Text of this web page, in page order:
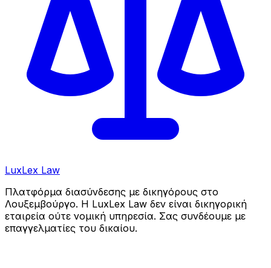
LuxLex Law
Πλατφόρμα διασύνδεσης με δικηγόρους στο
Λουξεμβούργο. Η LuxLex Law δεν είναι δικηγορική
εταιρεία ούτε νομική υπηρεσία. Σας συνδέουμε με
επαγγελματίες του δικαίου.